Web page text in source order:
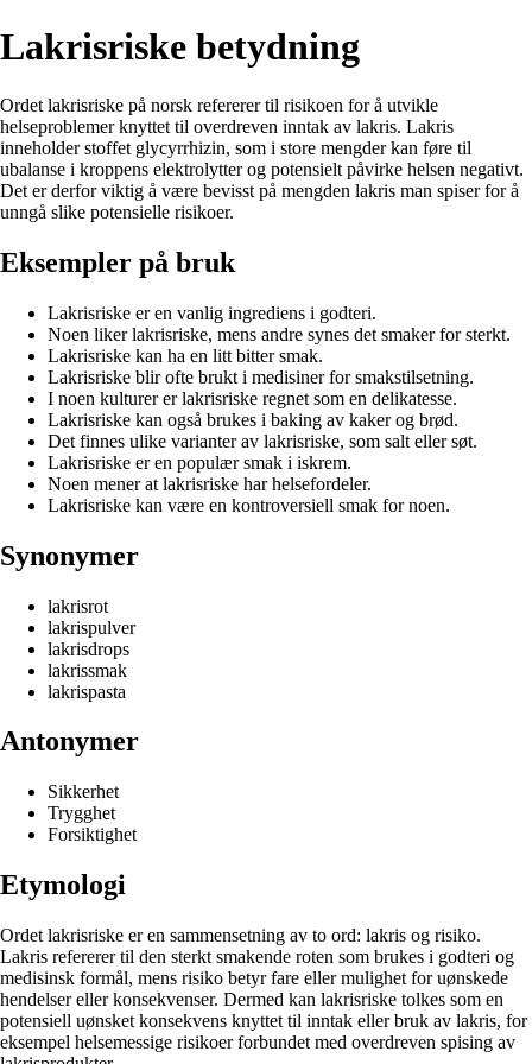
Lakrisriske betydning
Ordet lakrisriske på norsk refererer til risikoen for å utvikle
helseproblemer knyttet til overdreven inntak av lakris. Lakris
inneholder stoffet glycyrrhizin, som i store mengder kan føre til
ubalanse i kroppens elektrolytter og potensielt påvirke helsen negativt.
Det er derfor viktig å være bevisst på mengden lakris man spiser for å
unngå slike potensielle risikoer.
Eksempler på bruk
Lakrisriske er en vanlig ingrediens i godteri.
Noen liker lakrisriske, mens andre synes det smaker for sterkt.
Lakrisriske kan ha en litt bitter smak.
Lakrisriske blir ofte brukt i medisiner for smakstilsetning.
I noen kulturer er lakrisriske regnet som en delikatesse.
Lakrisriske kan også brukes i baking av kaker og brød.
Det finnes ulike varianter av lakrisriske, som salt eller søt.
Lakrisriske er en populær smak i iskrem.
Noen mener at lakrisriske har helsefordeler.
Lakrisriske kan være en kontroversiell smak for noen.
Synonymer
lakrisrot
lakrispulver
lakrisdrops
lakrissmak
lakrispasta
Antonymer
Sikkerhet
Trygghet
Forsiktighet
Etymologi
Ordet lakrisriske er en sammensetning av to ord: lakris og risiko.
Lakris refererer til den sterkt smakende roten som brukes i godteri og
medisinsk formål, mens risiko betyr fare eller mulighet for uønskede
hendelser eller konsekvenser. Dermed kan lakrisriske tolkes som en
potensiell uønsket konsekvens knyttet til inntak eller bruk av lakris, for
eksempel helsemessige risikoer forbundet med overdreven spising av